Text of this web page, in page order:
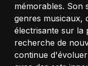
mémorables. Son
genres musicaux,
électrisante sur la
recherche de
continue